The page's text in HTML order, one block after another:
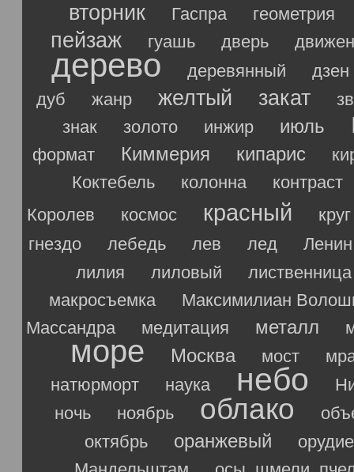
вторник Гаспра геометрия
пейзаж гуашь дверь
дерево деревянный
дзен
дуб
жанр желтый закат
знак
золото инжир июль
формат Киммерия кипарис
Коктебель
колонна
контраст
Королев
космос красный
круг
гнездо
лебедь лев лед
Ленин
лилия
лиловый
лиственница
макросъемка
Максимилиан
Массандра
медитация металл
море Москва мост
натюрморт
наука небо
ночь
ноябрь облако
октябрь
оранжевый
орудие